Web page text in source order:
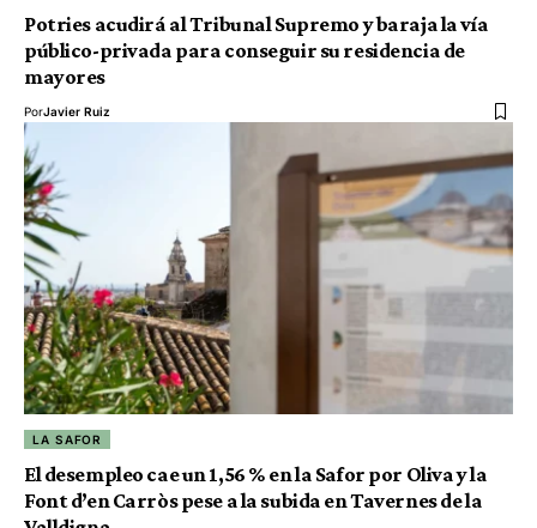
Potries acudirá al Tribunal Supremo y baraja la vía
público-privada para conseguir su residencia de
mayores
PorJavier Ruiz
LA SAFOR
El desempleo cae un 1,56 % en la Safor por Oliva y la
Font d’en Carròs pese a la subida en Tavernes de la